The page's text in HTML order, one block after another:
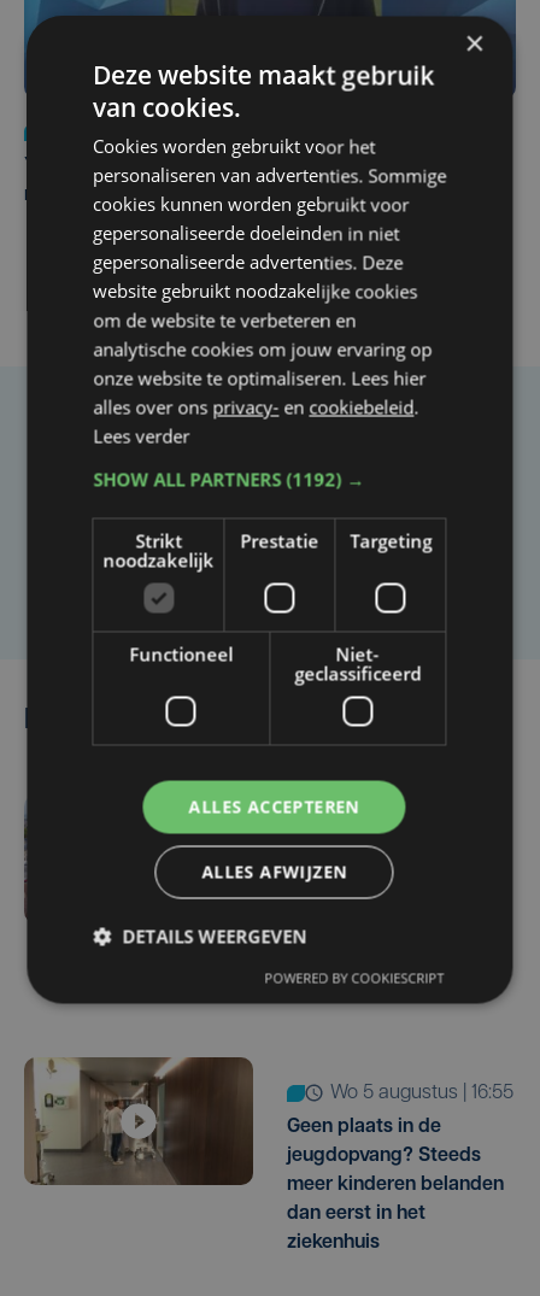
Yaro (19), slachtoffer van vechtpartij, is na
maandenlange coma overleden
Taalfout opgemerkt?
Heb je een taal- of schrijffout opgemerkt in dit
Laat het ons weten
do 6 augustus | 16:44
Veurne moet zo'n twee
miljoen euro aan
terugbetalen
wo 5 augustus | 16:55
Geen plaats in de
jeugdopvang? Steeds
meer kinderen belanden
dan eerst in het
ziekenhuis
×
Deze website maakt gebruik
van cookies.
Cookies worden gebruikt voor het
personaliseren van advertenties. Sommige
cookies kunnen worden gebruikt voor
gepersonaliseerde doeleinden in niet
gepersonaliseerde advertenties. Deze
website gebruikt noodzakelijke cookies
om de website te verbeteren en
analytische cookies om jouw ervaring op
onze website te optimaliseren. Lees hier
alles over ons privacy- en cookiebeleid.
Lees verder
SHOW ALL PARTNERS(1192) →
Strikt
noodzakelijk
Prestatie Targeting
Functioneel
Niet-
geclassificeerd
ALLES ACCEPTEREN
ALLES AFWIJZEN
DETAILS WEERGEVEN
POWERED BY COOKIESCRIPT